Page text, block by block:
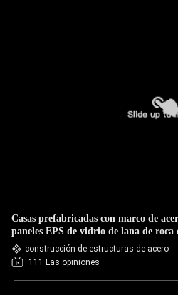
Casas prefabricadas con marco de
paneles EPS de vidrio de lana de roca
construcción de estructuras de acero
111 Las opiniones